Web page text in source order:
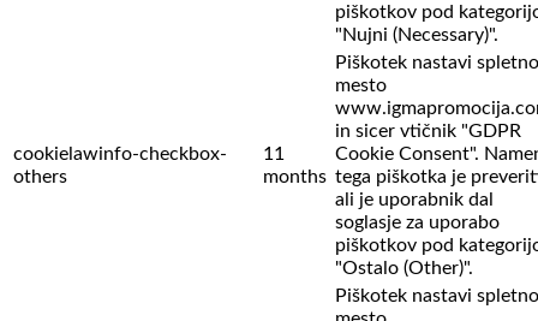
piškotkov pod
"Nujni (Necessary)".
cookielawinfo-checkbox-
others
11
months
Piškotek nastavi spletno
mesto
in sicer vtičnik "GDPR
Cookie Consent".
tega piškotka je
ali je uporabnik dal
soglasje za uporabo
piškotkov pod
"Ostalo (Other)".
Piškotek nastavi spletno